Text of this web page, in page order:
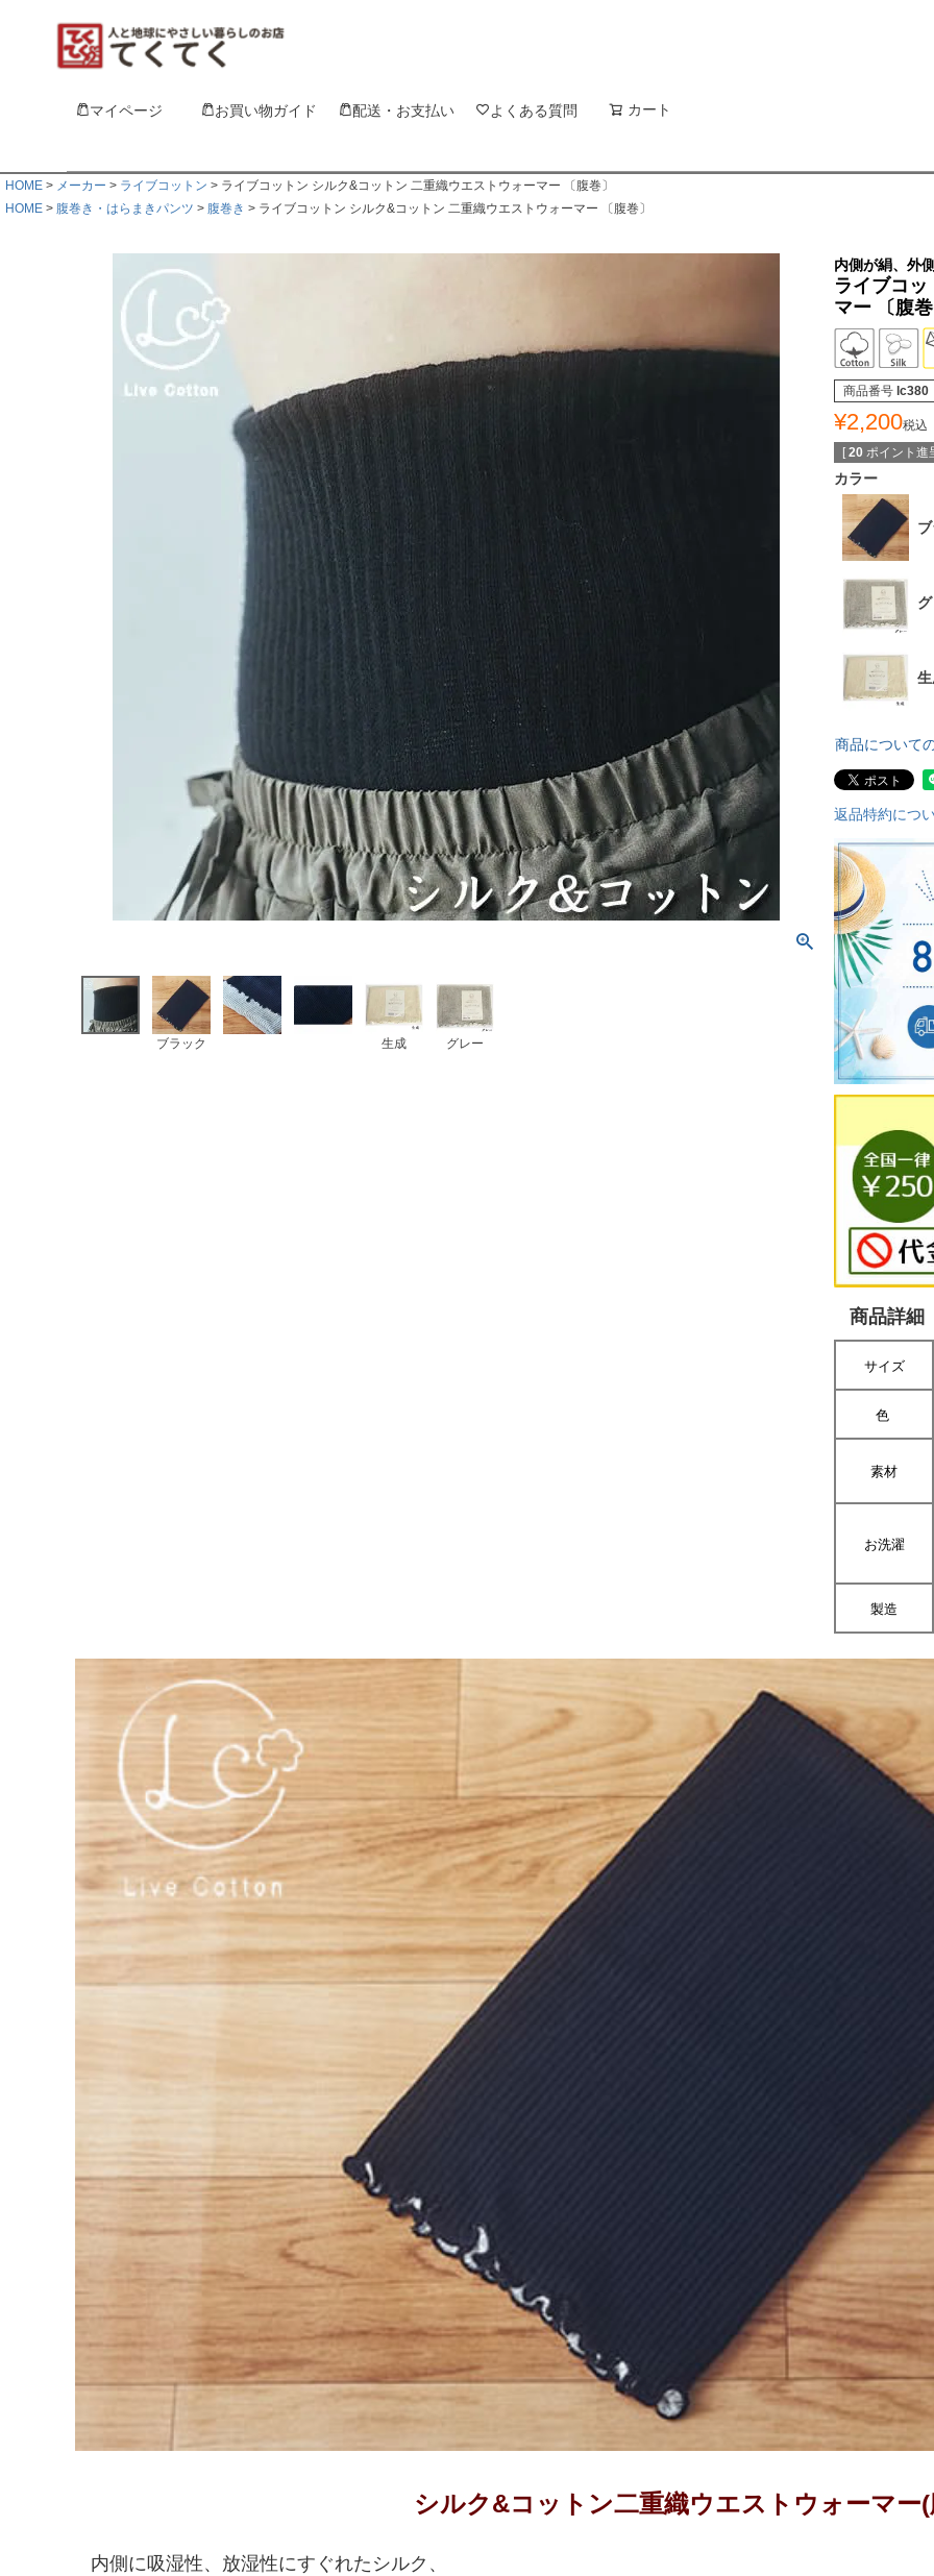
マイページ お買い物ガイド 配送・お支払い よくある質問 カート
HOME メーカー ライブコットン
ライブコットン シルク&コットン 二重織ウエストウォーマー 〔腹巻〕
HOME
腹巻き・はらまきパンツ 腹巻き ライブコットン シルク&コットン 二重織ウエストウォーマー 〔腹巻〕
ブラック 生成 グレー
内側が絹、外
ライブコ
マー 〔腹
商品番号 lc380
¥2,200税込
[ 20 ポイント進
カラー
商品について
返品特約につ
商品詳細
サイズ
色
素材
お洗濯
製造
シルク&コットン二重織ウエストウォーマー
内側に吸湿性、放湿性にすぐれたシルク、